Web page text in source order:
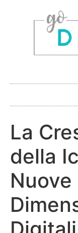
La
della
Nuove